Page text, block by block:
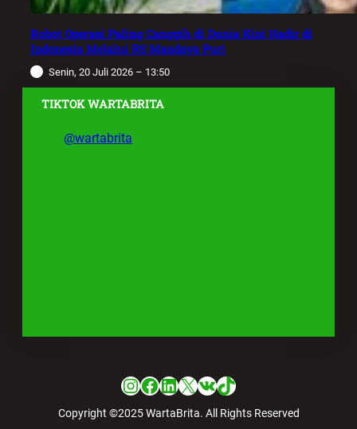
Robot Operasi Paling Canggih di Dunia Kini Hadir di
Indonesia Melalui RS Mandaya Puri
Senin, 20 Juli 2026 – 13:50
TIKTOK WARTABRITA
@wartabrita
Instagram
Facebook
LinkedIn
X VKTikTok
Copyright ©2025 WartaBrita. All Rights Reserved